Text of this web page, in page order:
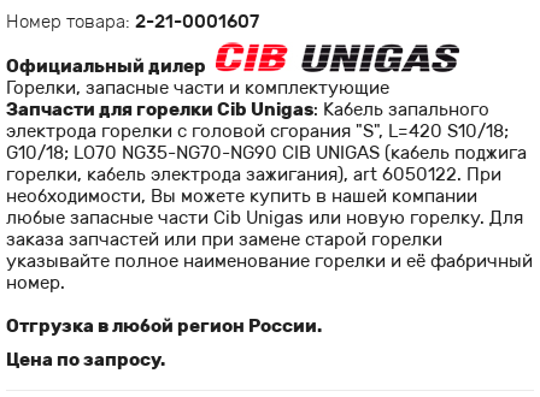
Номер товара: 2-21-0001607
Официальный дилер
Горелки, запасные части и комплектующие
Запчасти для горелки Cib Unigas: Кабель запального
электрода горелки с головой сгорания "S", L=420 S10/18;
G10/18; LO70 NG35-NG70-NG90 CIB UNIGAS (кабель поджига
горелки, кабель электрода зажигания), art 6050122. При
необходимости, Вы можете купить в нашей компании
любые запасные части Cib Unigas или новую горелку. Для
заказа запчастей или при замене старой горелки
указывайте полное наименование горелки и её фабричный
номер.
Отгрузка в любой регион России.
Цена по запросу.